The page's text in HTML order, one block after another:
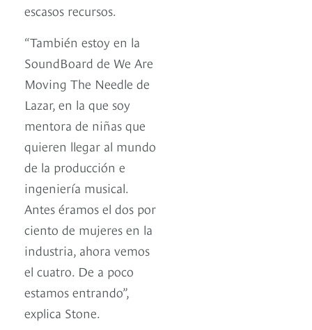
escasos recursos.
“También estoy en la
SoundBoard de We Are
Moving The Needle de
Lazar, en la que soy
mentora de niñas que
quieren llegar al mundo
de la producción e
ingeniería musical.
Antes éramos el dos por
ciento de mujeres en la
industria, ahora vemos
el cuatro. De a poco
estamos entrando”,
explica Stone.